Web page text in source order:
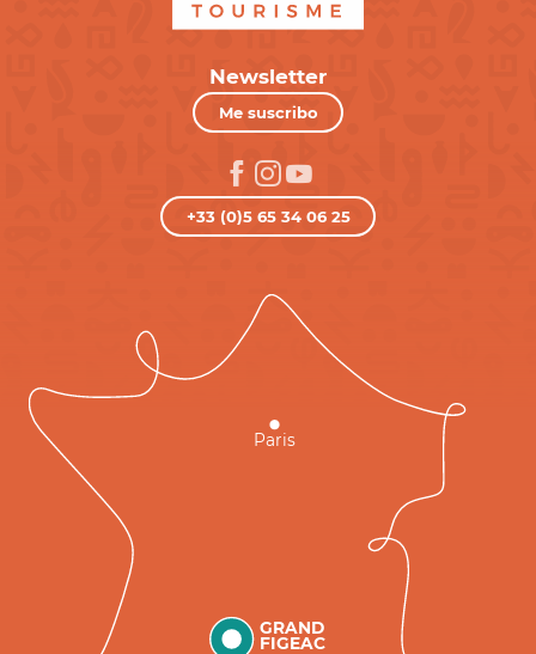
Newsletter
Me suscribo
+33 (0)5 65 34 06 25
GRAND
FIGEAC
Paris